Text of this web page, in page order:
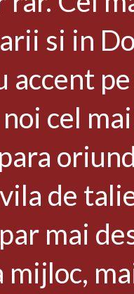
si in
accent
cel
de
mai
mijloc,